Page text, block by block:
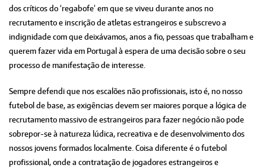
dos críticos do ‘regabofe’ em que se viveu durante anos no
recrutamento e inscrição de atletas estrangeiros e subscrevo a
indignidade com que deixávamos, anos a fio, pessoas que trabalham e
querem fazer vida em Portugal à espera de uma decisão sobre o seu
processo de manifestação de interesse.
Sempre defendi que nos escalões não profissionais, isto é, no nosso
futebol de base, as exigências devem ser maiores porque a lógica de
recrutamento massivo de estrangeiros para fazer negócio não pode
sobrepor-se à natureza lúdica, recreativa e de desenvolvimento dos
nossos jovens formados localmente. Coisa diferente é o futebol
profissional, onde a contratação de jogadores estrangeiros e